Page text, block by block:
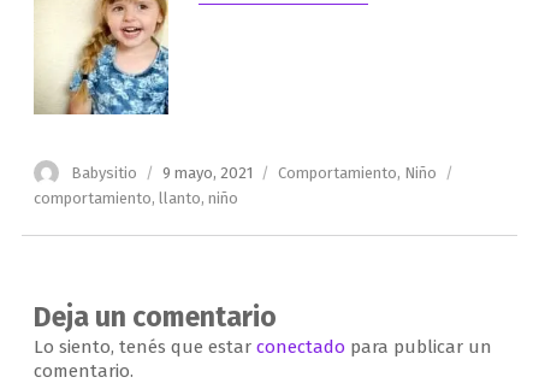
Autor
Babysitio
Publicado
el
9 mayo, 2021 Categorías
Comportamiento, Niño
comportamiento, llanto, niño
Deja un comentario
Lo siento, tenés que estar conectado para publicar un
comentario.